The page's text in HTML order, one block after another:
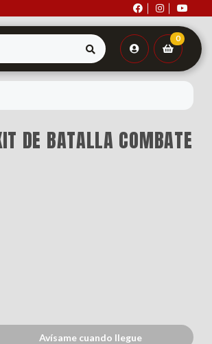
0
DE BATALLA COMBATE
Avísame cuando llegue